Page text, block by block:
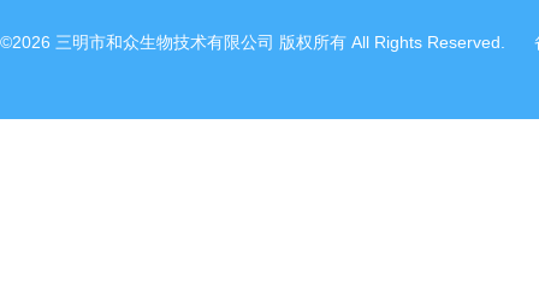
©2026 三明市和众生物技术有限公司 版权所有 All Rights Reserved.